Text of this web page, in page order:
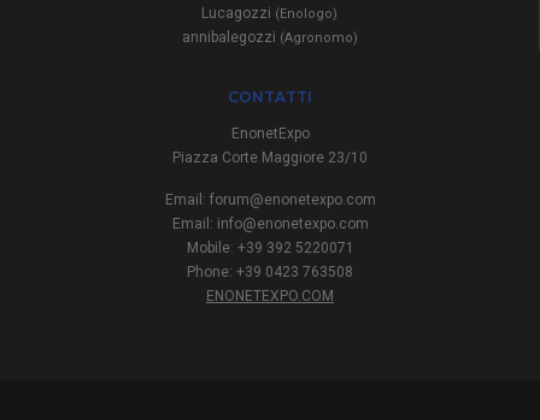
Lucagozzi (Enologo)
annibalegozzi (Agronomo)
CONTATTI
EnonetExpo
Piazza Corte Maggiore 23/10
Email: forum@enonetexpo.com
Email: info@enonetexpo.com
Mobile: +39 392 5220071
Phone: +39 0423 763508
ENONETEXPO.COM